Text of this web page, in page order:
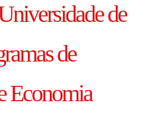
de
de
Economia